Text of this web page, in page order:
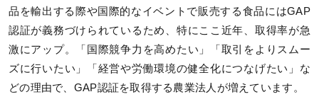
品を輸出する際や国際的なイベントで販売する食品にはGAP
認証が義務づけられているため、特にここ近年、取得率が急
激にアップ。「国際競争力を高めたい」「取引をよりスムー
ズに行いたい」「経営や労働環境の健全化につなげたい」な
どの理由で、GAP認証を取得する農業法人が増えています。